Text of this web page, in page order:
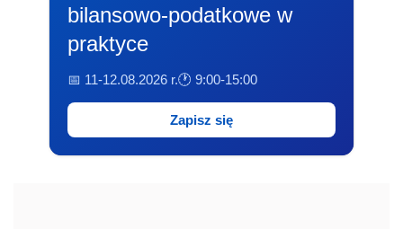
bilansowo-podatkowe w
praktyce
📅 11-12.08.2026 r.🕐 9:00-15:00
Zapisz się